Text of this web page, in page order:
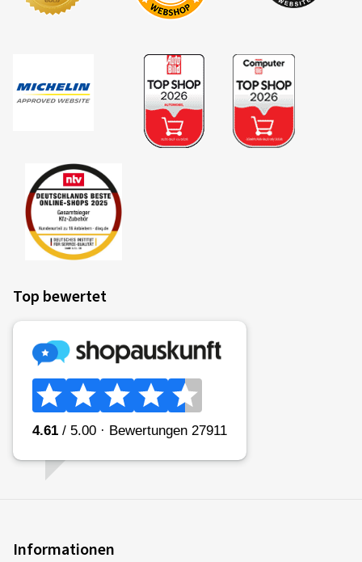
Top bewertet
Informationen